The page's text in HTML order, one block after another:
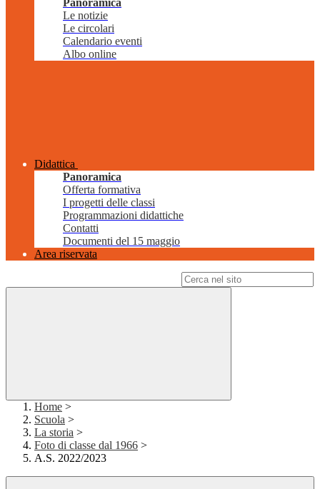
Panoramica
Le notizie
Le circolari
Calendario eventi
Albo online
Didattica
Panoramica
Offerta formativa
I progetti delle classi
Programmazioni didattiche
Contatti
Documenti del 15 maggio
Area riservata
Home >
Scuola >
La storia >
Foto di classe dal 1966 >
A.S. 2022/2023